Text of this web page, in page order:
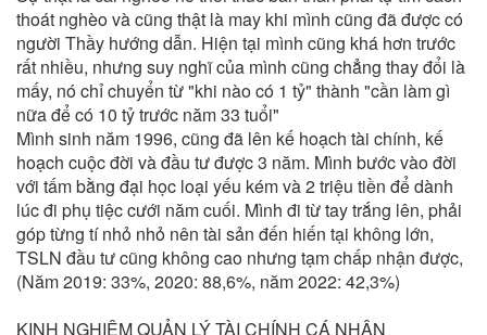
thoát nghèo và cũng thật là may khi mình cũng đã được có
người Thầy hướng dẫn. Hiện tại mình cũng khá hơn trước
rất nhiều, nhưng suy nghĩ của mình cũng chẳng thay đổi là
mấy, nó chỉ chuyển từ "khi nào có 1 tỷ" thành "cần làm gì
nữa để có 10 tỷ trước năm 33 tuổi"
Mình sinh năm 1996, cũng đã lên kế hoạch tài chính, kế
hoạch cuộc đời và đầu tư được 3 năm. Mình bước vào đời
với tấm bằng đại học loại yếu kém và 2 triệu tiền để dành
lúc đi phụ tiệc cưới năm cuối. Mình đi từ tay trắng lên, phải
góp từng tí nhỏ nhỏ nên tài sản đến hiến tại không lớn,
TSLN đầu tư cũng không cao nhưng tạm chấp nhận được,
(Năm 2019: 33%, 2020: 88,6%, năm 2022: 42,3%)
KINH NGHIỆM QUẢN LÝ TÀI CHÍNH CÁ NHÂN